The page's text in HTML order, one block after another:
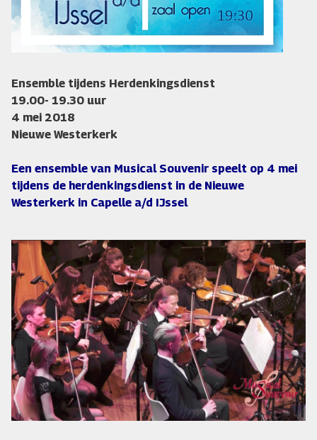
Ensemble tijdens Herdenkingsdienst
19.00- 19.30 uur
4 mei 2018
Nieuwe Westerkerk
Een ensemble van Musical Souvenir speelt op 4 mei
tijdens de herdenkingsdienst in de Nieuwe
Westerkerk in Capelle a/d IJssel